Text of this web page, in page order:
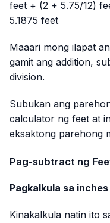
feet + (2 + 5.75/12)
5.1875 feet
Maaari mong ilapat
gamit ang addition,
division.
Subukan ang
calculator ng feet at
eksaktong parehong
Pag-subtract ng
Pagkalkula sa inches
Kinakalkula natin ito